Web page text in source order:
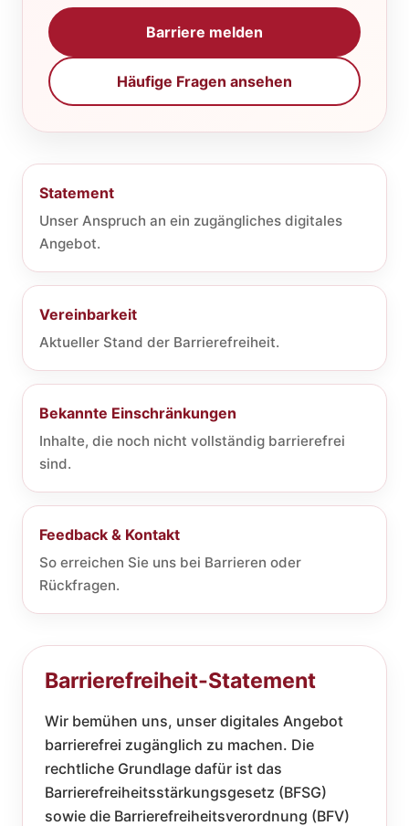
Barriere melden
Häufige Fragen ansehen
Statement
Unser Anspruch an ein zugängliches digitales
Angebot.
Vereinbarkeit
Aktueller Stand der Barrierefreiheit.
Bekannte Einschränkungen
Inhalte, die noch nicht vollständig barrierefrei
sind.
Feedback & Kontakt
So erreichen Sie uns bei Barrieren oder
Rückfragen.
Barrierefreiheit-Statement
Wir bemühen uns, unser digitales Angebot
barrierefrei zugänglich zu machen. Die
rechtliche Grundlage dafür ist das
Barrierefreiheitsstärkungsgesetz (BFSG)
sowie die Barrierefreiheitsverordnung (BFV)